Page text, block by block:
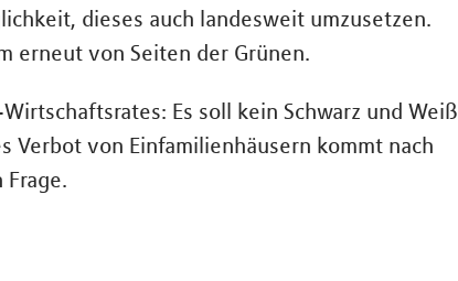
dieses auch landesweit umzusetzen.
erneut von Seiten der Grünen.
Es soll kein Schwarz und Weiß
Verbot von Einfamilienhäusern kommt nach